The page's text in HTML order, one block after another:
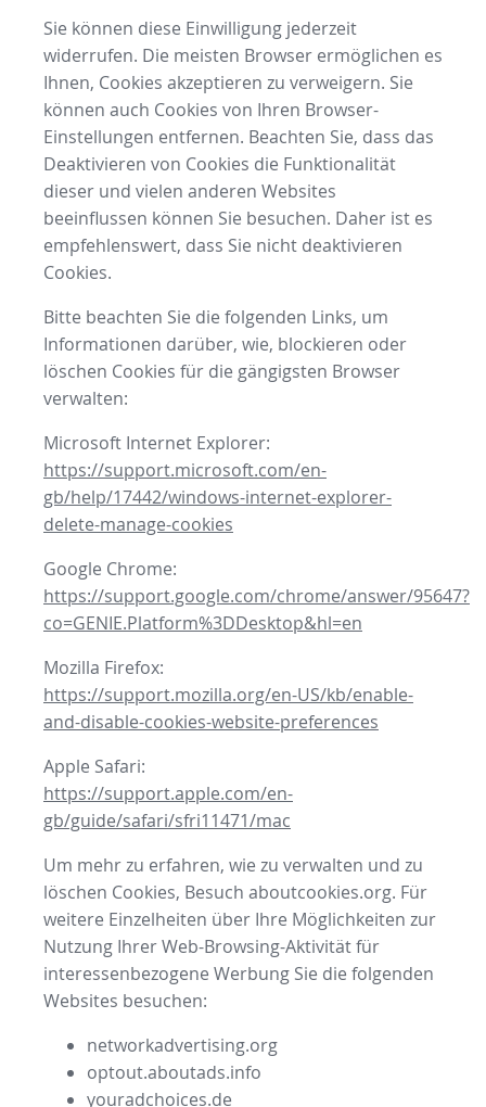
Sie können diese Einwilligung jederzeit
widerrufen. Die meisten Browser ermöglichen es
Ihnen, Cookies akzeptieren zu verweigern. Sie
können auch Cookies von Ihren Browser-
Einstellungen entfernen. Beachten Sie, dass das
Deaktivieren von Cookies die Funktionalität
dieser und vielen anderen Websites
beeinflussen können Sie besuchen. Daher ist es
empfehlenswert, dass Sie nicht deaktivieren
Cookies.
Bitte beachten Sie die folgenden Links, um
Informationen darüber, wie, blockieren oder
löschen Cookies für die gängigsten Browser
verwalten:
Microsoft Internet Explorer:
https://support.microsoft.com/en-
gb/help/17442/windows-internet-explorer-
delete-manage-cookies
Google Chrome:
https://support.google.com/chrome/answer/95647?
co=GENIE.Platform%3DDesktop&hl=en
Mozilla Firefox:
https://support.mozilla.org/en-US/kb/enable-
and-disable-cookies-website-preferences
Apple Safari:
https://support.apple.com/en-
gb/guide/safari/sfri11471/mac
Um mehr zu erfahren, wie zu verwalten und zu
löschen Cookies, Besuch aboutcookies.org. Für
weitere Einzelheiten über Ihre Möglichkeiten zur
Nutzung Ihrer Web-Browsing-Aktivität für
interessenbezogene Werbung Sie die folgenden
Websites besuchen:
networkadvertising.org
optout.aboutads.info
youradchoices.de